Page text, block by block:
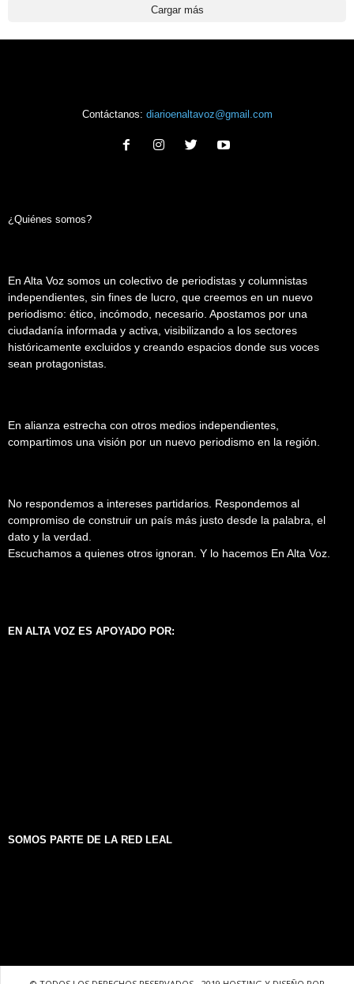
Cargar más
Contáctanos: diarioenaltavoz@gmail.com
¿Quiénes somos?
En Alta Voz somos un colectivo de periodistas y columnistas
independientes, sin fines de lucro, que creemos en un nuevo
periodismo: ético, incómodo, necesario. Apostamos por una
ciudadanía informada y activa, visibilizando a los sectores
históricamente excluidos y creando espacios donde sus voces
sean protagonistas.
En alianza estrecha con otros medios independientes,
compartimos una visión por un nuevo periodismo en la región.
No respondemos a intereses partidarios. Respondemos al
compromiso de construir un país más justo desde la palabra, el
dato y la verdad.
Escuchamos a quienes otros ignoran. Y lo hacemos En Alta Voz.
EN ALTA VOZ ES APOYADO POR:
SOMOS PARTE DE LA RED LEAL